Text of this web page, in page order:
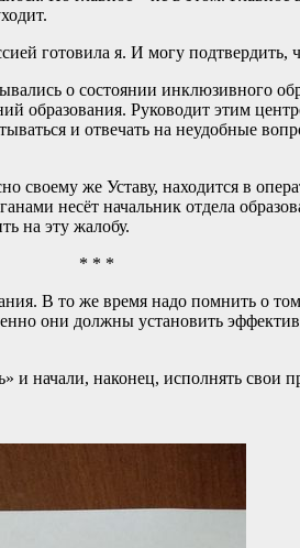
готовила я. И могу подтвердить,
о состоянии инклюзивного
Руководит этим
и отвечать на неудобные
же Уставу, находится в
несёт начальник отдела
на эту жалобу.
* * *
В то же время надо помнить о
они должны установить
начали, наконец, исполнять свои